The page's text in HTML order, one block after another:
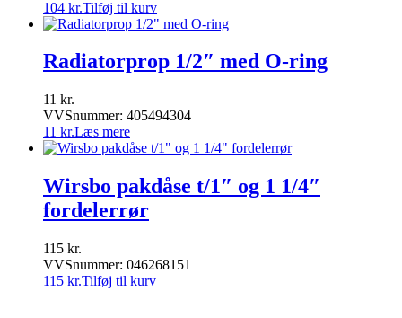
104 kr.Tilføj til kurv
Radiatorprop 1/2″ med O-ring
11 kr.
VVSnummer: 405494304
11 kr.Læs mere
Wirsbo pakdåse t/1″ og 1 1/4″
fordelerrør
115 kr.
VVSnummer: 046268151
115 kr.Tilføj til kurv